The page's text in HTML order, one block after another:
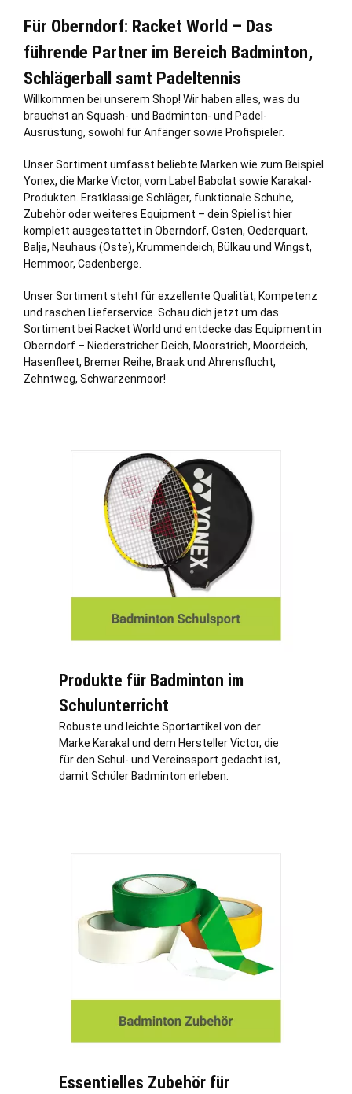
Für Oberndorf: Racket World – Das
führende Partner im Bereich Badminton,
Schlägerball samt Padeltennis
Willkommen bei unserem Shop! Wir haben alles, was du
brauchst an Squash- und Badminton- und Padel-
Ausrüstung, sowohl für Anfänger sowie Profispieler.
Unser Sortiment umfasst beliebte Marken wie zum Beispiel
Yonex, die Marke Victor, vom Label Babolat sowie Karakal-
Produkten. Erstklassige Schläger, funktionale Schuhe,
Zubehör oder weiteres Equipment – dein Spiel ist hier
komplett ausgestattet in Oberndorf, Osten, Oederquart,
Balje, Neuhaus (Oste), Krummendeich, Bülkau und Wingst,
Hemmoor, Cadenberge
Unser Sortiment steht für exzellente Qualität, Kompetenz
und raschen Lieferservice. Schau dich jetzt um das
Sortiment bei Racket World und entdecke das Equipment in
Oberndorf – Niederstricher Deich, Moorstrich, Moordeich,
Hasenfleet, Bremer Reihe, Braakund Ahrensflucht,
Zehntweg, Schwarzenmoor!
Produkte für Badminton im
Schulunterricht
Robuste und leichte Sportartikel von der
Marke Karakal und dem Hersteller Victor, die
für den Schul- und Vereinssport gedacht ist,
damit Schüler Badminton erleben.
Essentielles Zubehör für